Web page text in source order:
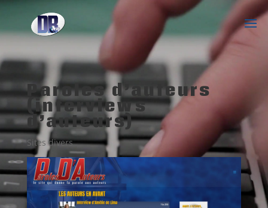
Paroles d’auteurs
(interviews
d’auteurs)
Sites divers